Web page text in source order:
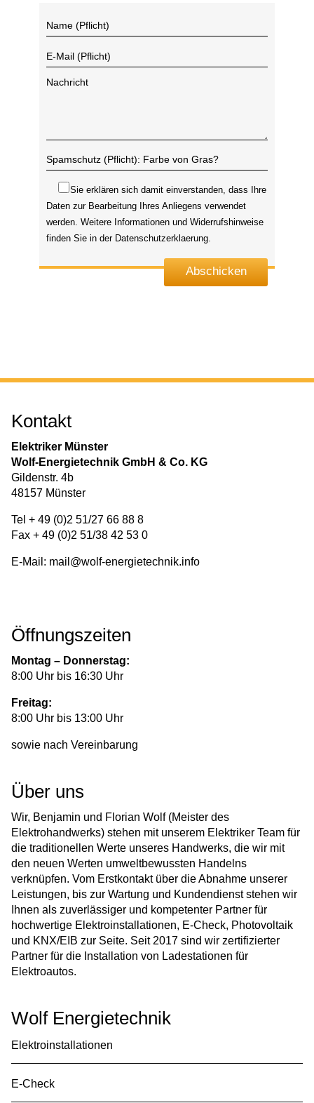
Sie erklären sich damit einverstanden, dass Ihre
Daten zur Bearbeitung Ihres Anliegens verwendet
werden. Weitere Informationen und Widerrufshinweise
finden Sie in der Datenschutzerklaerung.
Abschicken
Kontakt
Elektriker Münster
Wolf-Energietechnik GmbH & Co. KG
Gildenstr. 4b
48157 Münster
Tel + 49 (0)2 51/27 66 88 8
Fax + 49 (0)2 51/38 42 53 0
E-Mail: mail@wolf-energietechnik.info
Öffnungszeiten
Montag – Donnerstag:
8:00 Uhr bis 16:30 Uhr
Freitag:
8:00 Uhr bis 13:00 Uhr
sowie nach Vereinbarung
Über uns
Wir, Benjamin und Florian Wolf (Meister des
Elektrohandwerks) stehen mit unserem Elektriker Team für
die traditionellen Werte unseres Handwerks, die wir mit
den neuen Werten umweltbewussten Handelns
verknüpfen. Vom Erstkontakt über die Abnahme unserer
Leistungen, bis zur Wartung und Kundendienst stehen wir
Ihnen als zuverlässiger und kompetenter Partner für
hochwertige Elektroinstallationen, E-Check, Photovoltaik
und KNX/EIB zur Seite. Seit 2017 sind wir zertifizierter
Partner für die Installation von Ladestationen für
Elektroautos.
Wolf Energietechnik
Elektroinstallationen
E-Check